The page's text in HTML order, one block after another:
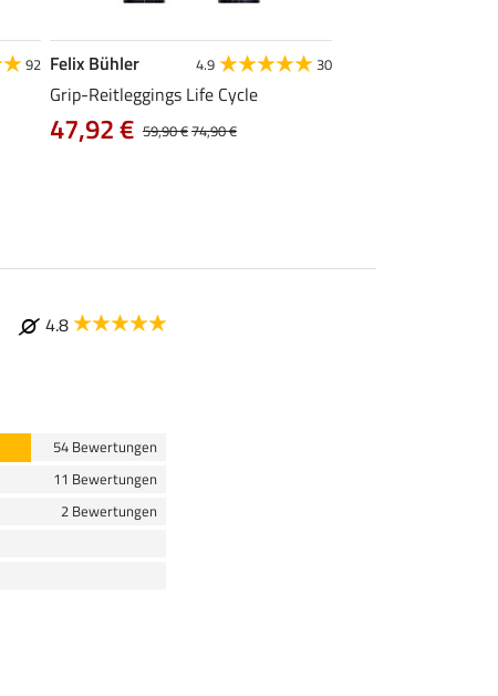
92 Felix Bühler 4.9 30
Grip-Reitleggings Life Cycle
59,90 €74,90 €
47,92 €
4.8
54 Bewertungen
11 Bewertungen
2 Bewertungen